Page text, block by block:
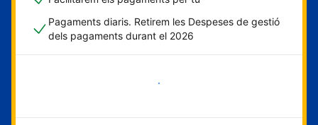
Pagaments diaris. Retirem les Despeses de gestió
dels pagaments durant el 2026
Comença ara